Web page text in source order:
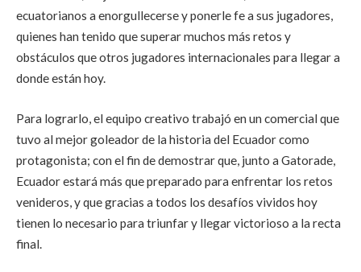
ecuatorianos a enorgullecerse y ponerle fe a sus jugadores,
quienes han tenido que superar muchos más retos y
obstáculos que otros jugadores internacionales para llegar a
donde están hoy.
Para lograrlo, el equipo creativo trabajó en un comercial que
tuvo al mejor goleador de la historia del Ecuador como
protagonista; con el fin de demostrar que, junto a Gatorade,
Ecuador estará más que preparado para enfrentar los retos
venideros, y que gracias a todos los desafíos vividos hoy
tienen lo necesario para triunfar y llegar victorioso a la recta
final.